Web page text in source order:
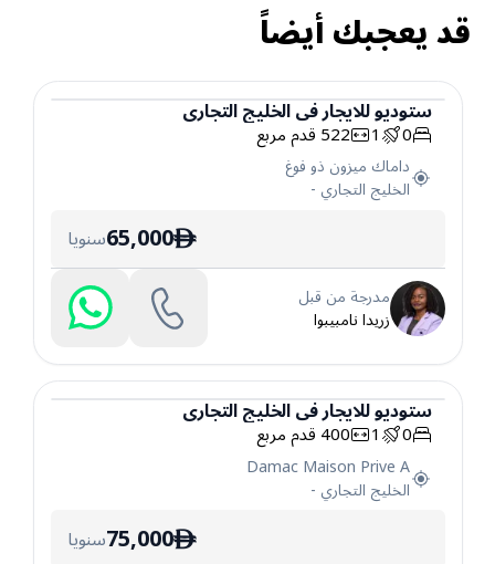
قد يعجبك أيضاً
ستوديو
ستوديوللايجارفيالخليج التجاري
0
1
522قدم مربع
داماك ميزون ذو فوغ
الخليج التجاري -
ê
65,000سنويا
مدرجة من قبل
زريدا نامبيبوا
ستوديو
ستوديوللايجارفيالخليج التجاري
0
1
400قدم مربع
Damac Maison Prive A
الخليج التجاري -
ê
75,000سنويا